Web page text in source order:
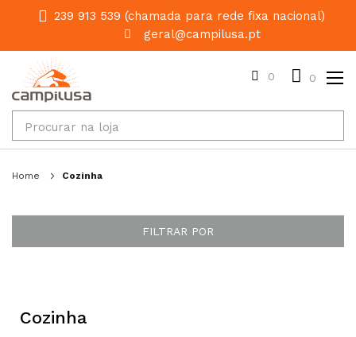
239 913 539 (chamada para rede fixa nacional)
geral@campilusa.pt
0 0
Home Cozinha
Cozinha
FILTRAR POR